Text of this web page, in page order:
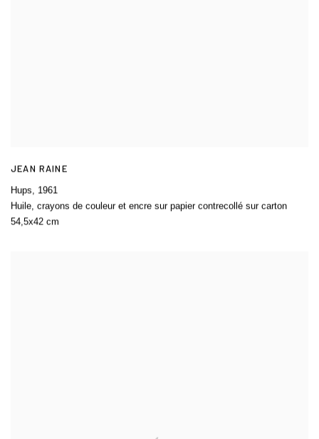
JEAN RAINE
Hups, 1961
Huile, crayons de couleur et encre sur papier contrecollé sur carton
54,5x42 cm